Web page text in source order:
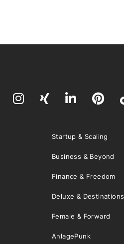
Startup & Scaling
Business & Beyond
Finance & Freedom
Deluxe & Destinations
Female & Forward
AnlagePunk